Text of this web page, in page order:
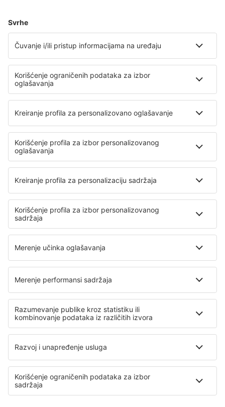
Letovanje
Smeštaj
Let+Hotel
Hoteli
Transferi
Atrakcije
Sportski događaji
Saznaj više
Mobilna aplikacija
Air Serbia
Wizz Air
Air Montenegro
Ryanair
Lufthansa
O eSky
Opšti uslovi
Moje rezervacije
Politika Privatnosti
Pomoć i kontakt